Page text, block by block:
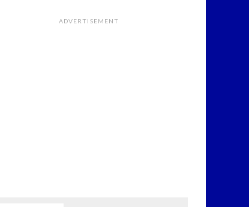
ADVERTISEMENT